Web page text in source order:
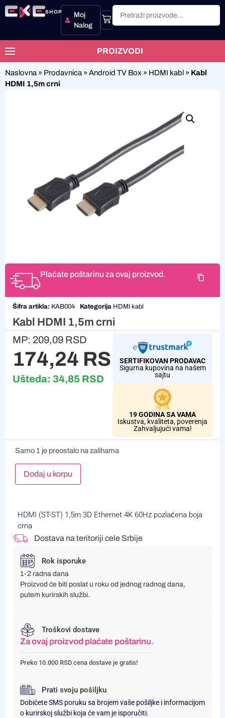
SHOP
Moj
Nalog
PROIZVODI
Naslovna » Prodavnica » Android TV Box » HDMI kabl » Kabl
HDMI 1,5m crni
Plaćate poštarinu za ovaj proizvod.
Šifra artikla: KAB004 Kategorija HDMI kabl
Kabl HDMI 1,5m crni
MP: 209,09 RSD
174,24 RSD
Ušteda: 34,85 RSD
SERTIFIKOVAN PRODAVAC
Sigurna kupovina na našem
sajtu
19 GODINA SA VAMA
Iskustva, kvaliteta, poverenja
Zahvaljujući vama!
Samo 1 je preostalo na zalihama
Dodaj u korpu
HDMI (ST-ST) 1,5m 3D Ethernet 4K 60Hz pozlaćena boja
crna
Dostava na teritoriji cele Srbije
Rok isporuke
1-2 radna dana
Proizvod će biti poslat u roku od jednog radnog dana,
putem kurirskih službi.
Troškovi dostave
Za ovaj proizvod plaćate poštarinu.
Preko 10.000 RSD cena dostave je gratis!
Prati svoju pošiljku
Dobićete SMS poruku sa brojem vaše pošiljke i informacijom
o kurirskoj službi koja će vam je isporučiti.